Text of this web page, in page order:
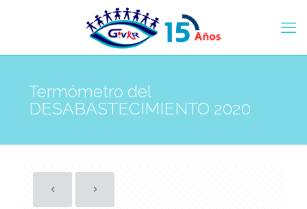
Termómetro del
DESABASTECIMIENTO 2020